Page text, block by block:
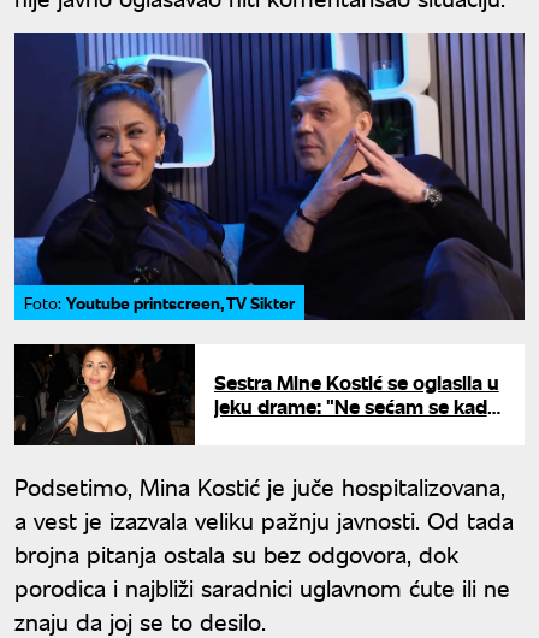
Foto: Youtube printscreen, TV Sikter
Sestra Mine Kostić se oglasila u
jeku drame: "Ne sećam se kada
Podsetimo, Mina Kostić je juče hospitalizovana,
a vest je izazvala veliku pažnju javnosti. Od tada
brojna pitanja ostala su bez odgovora, dok
porodica i najbliži saradnici uglavnom ćute ili ne
znaju da joj se to desilo.